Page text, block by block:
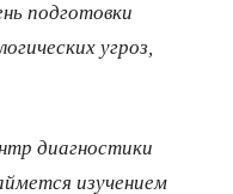
подготовки
угроз,
диагностики
изучением